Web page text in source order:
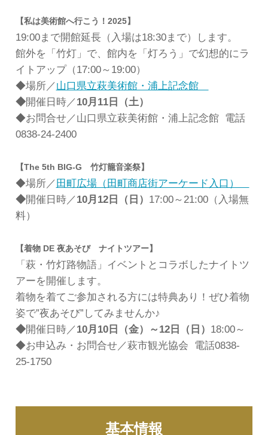
【私は美術館へ行こう！2025】
19:00まで開館延長（入場は18:30まで）します。
館外を「竹灯」で、館内を「灯ろう」で幻想的にラ
イトアップ（17:00～19:00）
◆場所／ 山口県立萩美術館・浦上記念館
◆開催日時／ 10月11日（土）
◆お問合せ／山口県立萩美術館・浦上記念館 電話
0838-24-2400
【The 5th BIG-G 竹灯籠音楽祭】
◆場所／ 田町広場（田町商店街アーケード入口）
◆開催日時／ 10月12日（日） 17:00～21:00（入場無
料）
【着物 DE 夜あそび ナイトツアー】
「萩・竹灯路物語」イベントとコラボしたナイトツ
アーを開催します。
着物を着てご参加される方には特典あり！ぜひ着物
姿で”夜あそび”してみませんか♪
◆開催日時／ 10月10日（金）～12日（日） 18:00～
◆お申込み・お問合せ／萩市観光協会 電話0838-
25-1750
基本情報